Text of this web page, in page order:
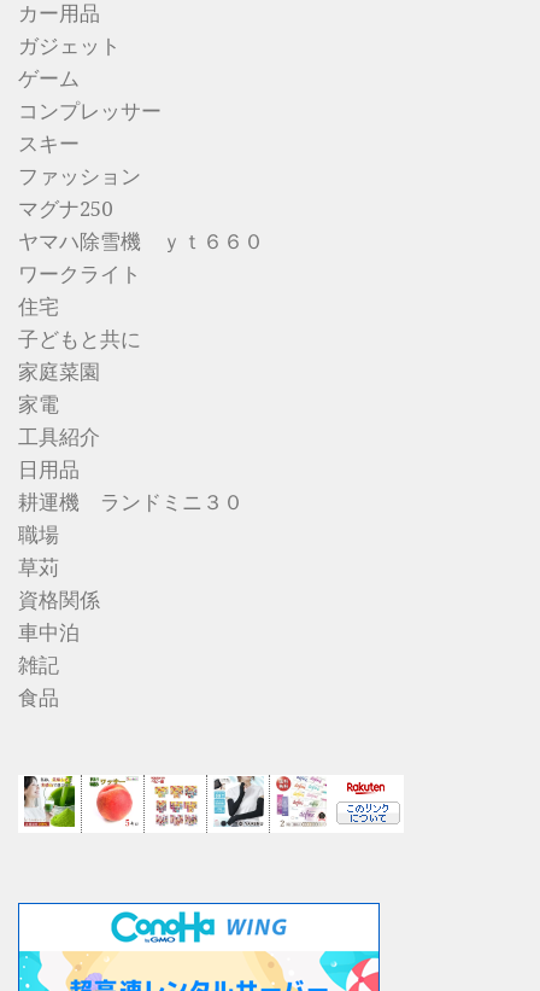
カー用品
ガジェット
ゲーム
コンプレッサー
スキー
ファッション
マグナ250
ヤマハ除雪機 ｙｔ６６０
ワークライト
住宅
子どもと共に
家庭菜園
家電
工具紹介
日用品
耕運機 ランドミニ３０
職場
草苅
資格関係
車中泊
雑記
食品